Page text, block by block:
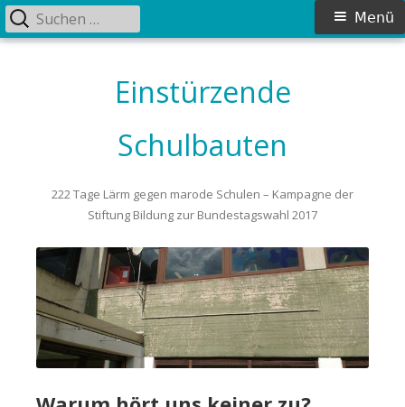
Einstürzende
Schulbauten
222 Tage Lärm gegen marode Schulen – Kampagne der
Stiftung Bildung zur Bundestagswahl 2017
Primäres
Menü
Suchen
nach: